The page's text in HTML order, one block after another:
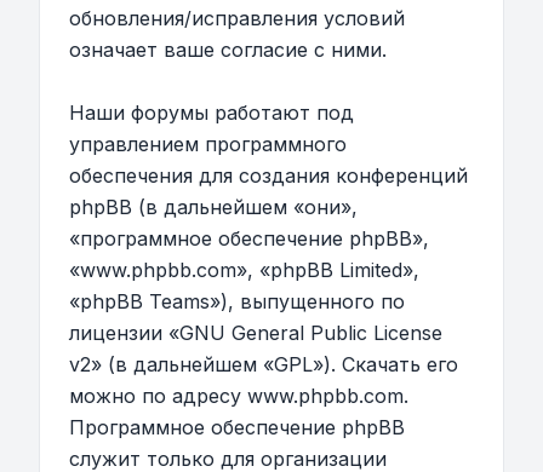
обновления/исправления условий
означает ваше согласие с ними.
Наши форумы работают под
управлением программного
обеспечения для создания конференций
phpBB (в дальнейшем «они»,
«программное обеспечение phpBB»,
«www.phpbb.com», «phpBB Limited»,
«phpBB Teams»), выпущенного по
лицензии «GNU General Public License
v2» (в дальнейшем «GPL»). Скачать его
можно по адресу www.phpbb.com.
Программное обеспечение phpBB
служит только для организации